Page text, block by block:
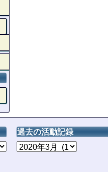
過去の活動記録